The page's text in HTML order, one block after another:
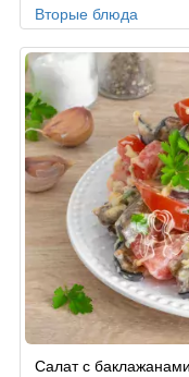
Вторые блюда
Салат с